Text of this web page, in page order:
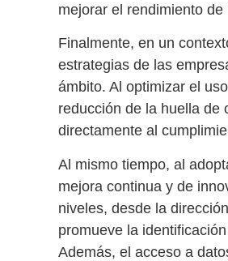
mejorar el rendimiento
Finalmente, en un
estrategias de las
ámbito. Al optimizar el
reducción de la huella de
directamente al
Al mismo tiempo, al
mejora continua y de
niveles, desde la
promueve la
Además, el acceso a